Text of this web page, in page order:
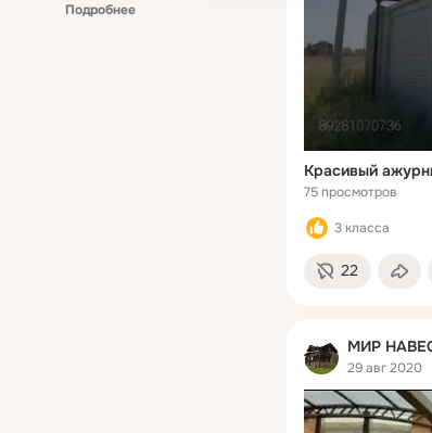
Подробнее
75 просмотров
3 класса
22
МИР
29 авг 2020